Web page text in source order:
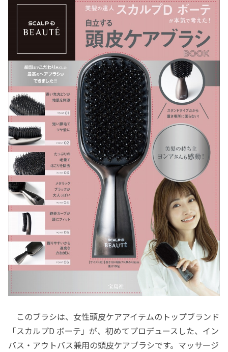
このブラシは、女性頭皮ケアアイテムのトップブランド
「スカルプD ボーテ」が、初めてプロデュースした、イン
バス・アウトバス兼用の頭皮ケアブラシです。マッサージ